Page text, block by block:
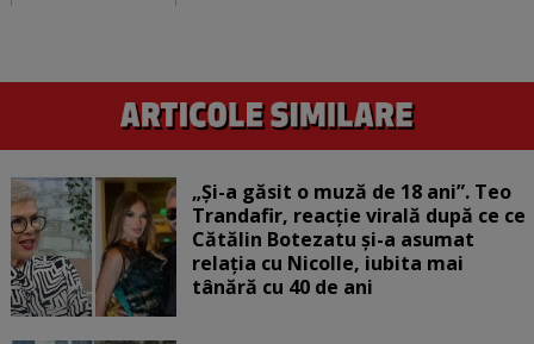
„Și-a găsit o muză de 18 ani”. Teo
Trandafir, reacție virală după ce ce
Cătălin Botezatu și-a asumat
relația cu Nicolle, iubita mai
tânără cu 40 de ani